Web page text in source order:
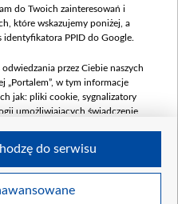
000,00 PLN
LUTY 2026 (wpłata
180 mln, 8
000,00 PLN
do Twoich zainteresowań i
które wskazujemy poniżej, a
identyfikatora PPID do Google.
przez Ciebie naszych
„Portalem”, w tym informacje
jak: pliki cookie, sygnalizatory
umożliwiających świadczenie
przez Ciebie
do serwisu